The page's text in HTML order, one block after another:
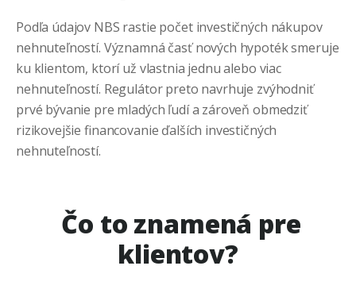
Podľa údajov NBS rastie počet investičných nákupov
nehnuteľností. Významná časť nových hypoték smeruje
ku klientom, ktorí už vlastnia jednu alebo viac
nehnuteľností. Regulátor preto navrhuje zvýhodniť
prvé bývanie pre mladých ľudí a zároveň obmedziť
rizikovejšie financovanie ďalších investičných
nehnuteľností.
Čo to znamená pre
klientov?